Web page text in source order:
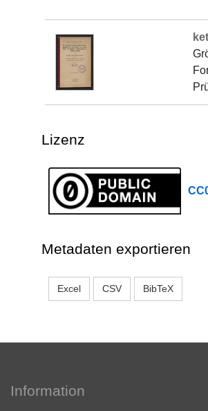
Lizenz
Metadaten exportieren
Excel CSV BibTeX
Information